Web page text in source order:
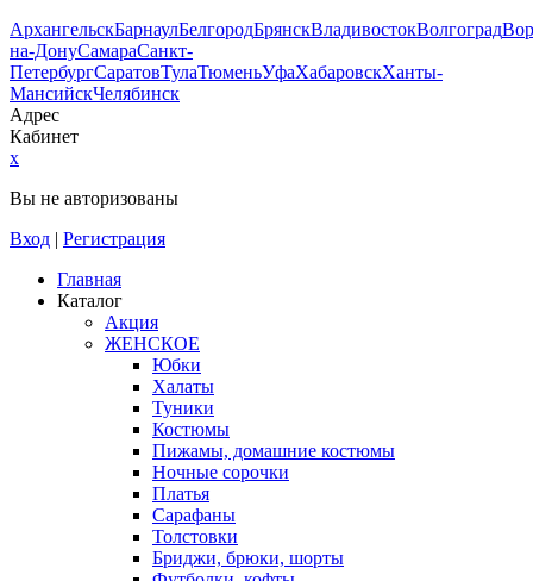
АрхангельскБарнаулБелгородБрянскВладивостокВолгоград
на-ДонуСамараСанкт-
ПетербургСаратовТулаТюменьУфаХабаровскХанты-
МансийскЧелябинск
Адрес
Кабинет
x
Вы не авторизованы
Вход | Регистрация
Главная
Каталог
Акция
ЖЕНСКОЕ
Юбки
Халаты
Туники
Костюмы
Пижамы, домашние костюмы
Ночные сорочки
Платья
Сарафаны
Толстовки
Бриджи, брюки, шорты